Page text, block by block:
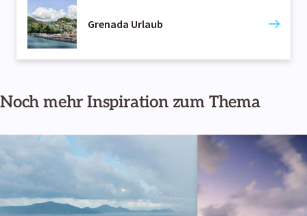
Grenada Urlaub
Noch mehr Inspiration zum Thema